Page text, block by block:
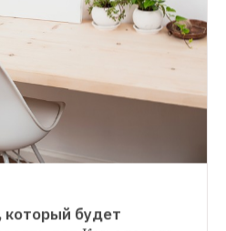
который будет